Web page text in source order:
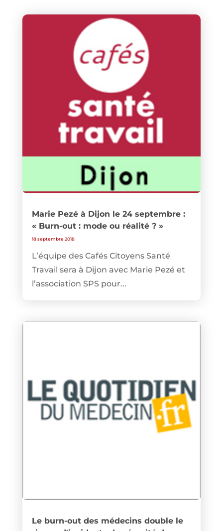
Marie Pezé à Dijon le 24 septembre :
« Burn-out : mode ou réalité ? »
18 septembre 2018
L’équipe des Cafés Citoyens Santé
Travail sera à Dijon avec Marie Pezé et
l’association SPS pour...
Le burn-out des médecins double le